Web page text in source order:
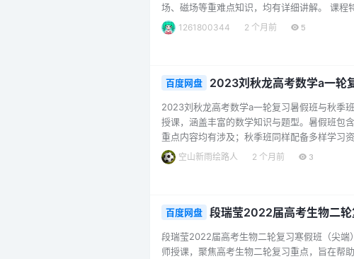
场、磁场等重难点知识，均有详细讲解。 课
择强化、大题突破以及实验专项训练等，帮助
的学习资料，像精选力学39个大招笔记、电学
1261800344 2 个月前 5
百度网盘 2023刘秋龙高考数学a一轮
2023刘秋龙高考数学a一轮复习暑假班与秋季
授课，涵盖丰富的数学知识与题型。暑假班包
重点内容均有涉及；秋季班同样配备多样学习
的形式，对题型进行深入剖析，帮助学生掌握
料，以及大招手绘笔记，助力学生精准把握重
空山新雨绘路人 2 个月前 3
百度网盘 段瑞莹2022届高考生物二轮
段瑞莹2022届高考生物二轮复习寒假班（尖
师授课，聚焦高考生物二轮复习重点，旨在帮